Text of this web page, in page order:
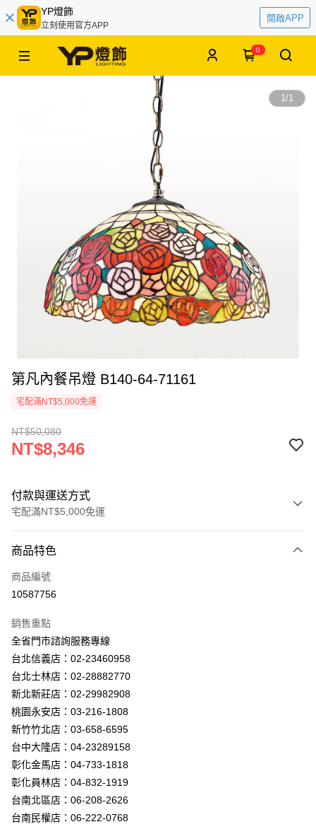
YP燈飾
立刻使用官方APP
開啟APP
0
1/1
第凡內餐吊燈 B140-64-71161
宅配滿NT$5,000免運
NT$50,080
NT$8,346
付款與運送方式
宅配滿NT$5,000免運
信用卡一次付款
LINE Pay
街口支付
悠遊付
Google Pay
全盈+PAY
AFTEE先享後付
相關說明
【關於「AFTEE先享後付」】
AFTEE先享後付是「在收到商品之後才付款」的支付方式。 讓您購物簡單
便利好安心！
１．簡單：不需註冊會員、不需綁卡、不需儲值。
ATM付款
運送方式
商品特色
商品編號
10587756
銷售重點
全省門市諮詢服務專線
台北信義店：02-23460958
台北士林店：02-28882770
新北新莊店：02-29982908
桃園永安店：03-216-1808
新竹竹北店：03-658-6595
台中大隆店：04-23289158
彰化金馬店：04-733-1818
彰化員林店：04-832-1919
台南北區店：06-208-2626
台南民權店：06-222-0768